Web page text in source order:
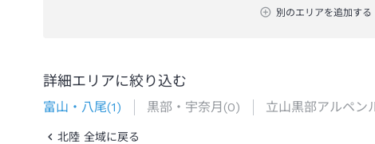
別のエリアを追加する
詳細エリアに絞り込む
富山・八尾(1) 黒部・宇奈月 (0) 立山黒部アルペン
北陸 全域に戻る